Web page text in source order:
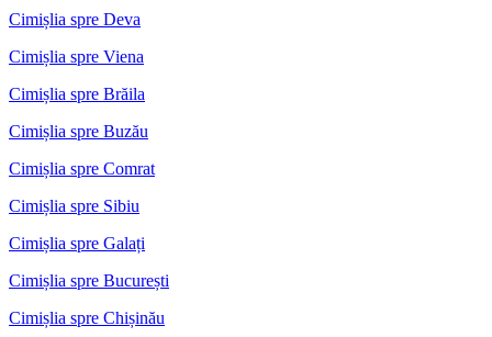
Cimișlia spre Deva
Cimișlia spre Viena
Cimișlia spre Brăila
Cimișlia spre Buzău
Cimișlia spre Comrat
Cimișlia spre Sibiu
Cimișlia spre Galați
Cimișlia spre București
Cimișlia spre Chișinău